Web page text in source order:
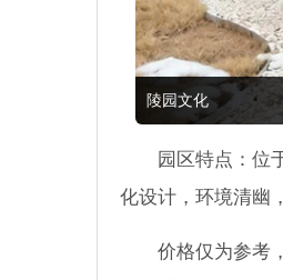
陵园文化
园区特点：位
化设计，环境清幽
价格仅为参考